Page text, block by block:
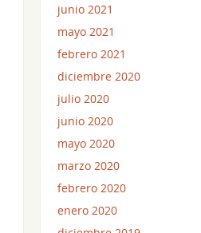
junio 2021
mayo 2021
febrero 2021
diciembre 2020
julio 2020
junio 2020
mayo 2020
marzo 2020
febrero 2020
enero 2020